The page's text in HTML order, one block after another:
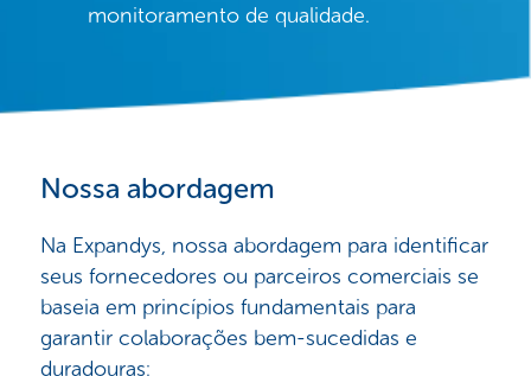
monitoramento de qualidade.
Nossa abordagem
Na Expandys, nossa abordagem para identificar
seus fornecedores ou parceiros comerciais se
baseia em princípios fundamentais para
garantir colaborações bem-sucedidas e
duradouras: